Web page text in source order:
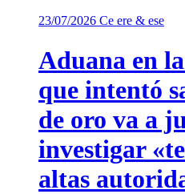
23/07/2026 Ce ere & ese
Aduana en
que intentó
de oro va a
investigar
altas